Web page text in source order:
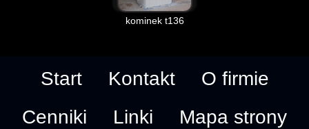
kominek t136
Start Kontakt
O firmie
Cenniki
Linki Mapa strony